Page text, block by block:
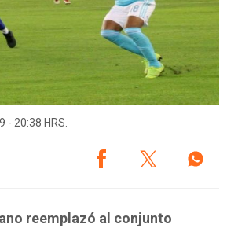
- 20:38 HRS.
reemplazó al conjunto